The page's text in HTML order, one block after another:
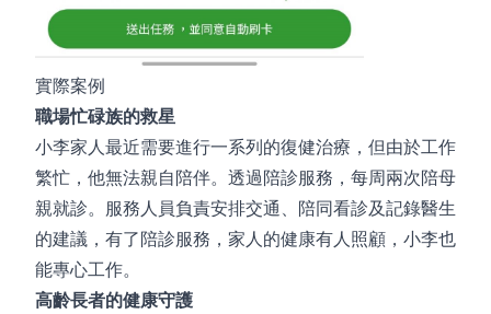
實際案例
職場忙碌族的救星
小李家人最近需要進行一系列的復健治療，但由於工作
繁忙，他無法親自陪伴。透過陪診服務，每周兩次陪母
親就診。服務人員負責安排交通、陪同看診及記錄醫生
的建議，有了陪診服務，家人的健康有人照顧，小李也
能專心工作。
高齡長者的健康守護